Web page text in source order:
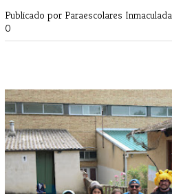
Publicado por Paraescolares Inmaculada
0